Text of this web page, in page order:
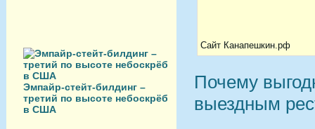
Эмпайр-стейт-билдинг –
третий по высоте небоскрёб
в США
Сайт Канапешкин.рф
Почему
выездным